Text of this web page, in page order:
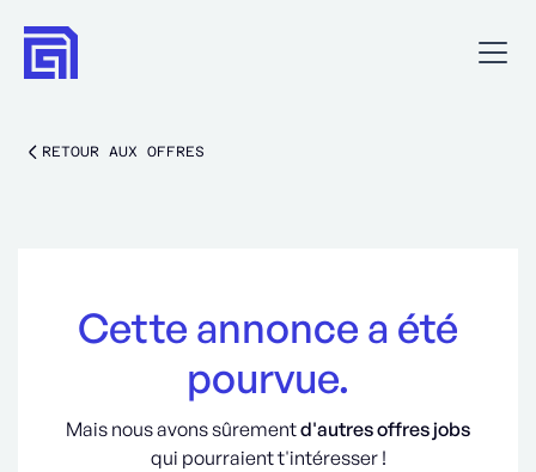
RETOUR AUX OFFRES
Cette annonce a été
pourvue.
Mais nous avons sûrementd'autres offres jobs
qui pourraient t'intéresser !